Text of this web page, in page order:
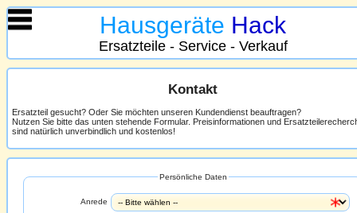
Hausgeräte Hack
Ersatzteile - Service - Verkauf
Kontakt
Ersatzteil gesucht? Oder Sie möchten unseren Kundendienst beauftragen?
Nutzen Sie bitte das unten stehende Formular. Preisinformationen und
sind natürlich unverbindlich und kostenlos!
Persönliche Daten
Anrede